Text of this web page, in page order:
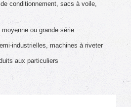
conditionnement, sacs à voile,
ou grande série
industrielles, machines à riveter
aux particuliers